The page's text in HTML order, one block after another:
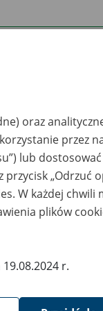
akt w
Daty
oraz
przez
lub
przycisk „Odrzuć
W każdej chwili
plików
r.